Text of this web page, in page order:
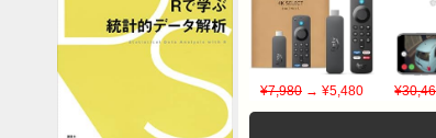
¥7,980 → ¥5,480